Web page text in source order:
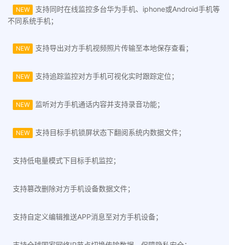
NEW
支持同时在线监控多台华为手机、iphone或Android手机等
不同系统手机；
NEW 支持导出对方手机视频照片传输至本地保存查看；
NEW 支持追踪监控对方手机可视化实时跟踪定位；
NEW 监听对方手机通话内容并支持录音功能；
NEW 支持目标手机锁屏状态下翻阅系统内数据文件；
支持低电量模式下目标手机监控；
支持篡改删除对方手机设备数据文件；
支持自定义编辑推送APP消息至对方手机设备；